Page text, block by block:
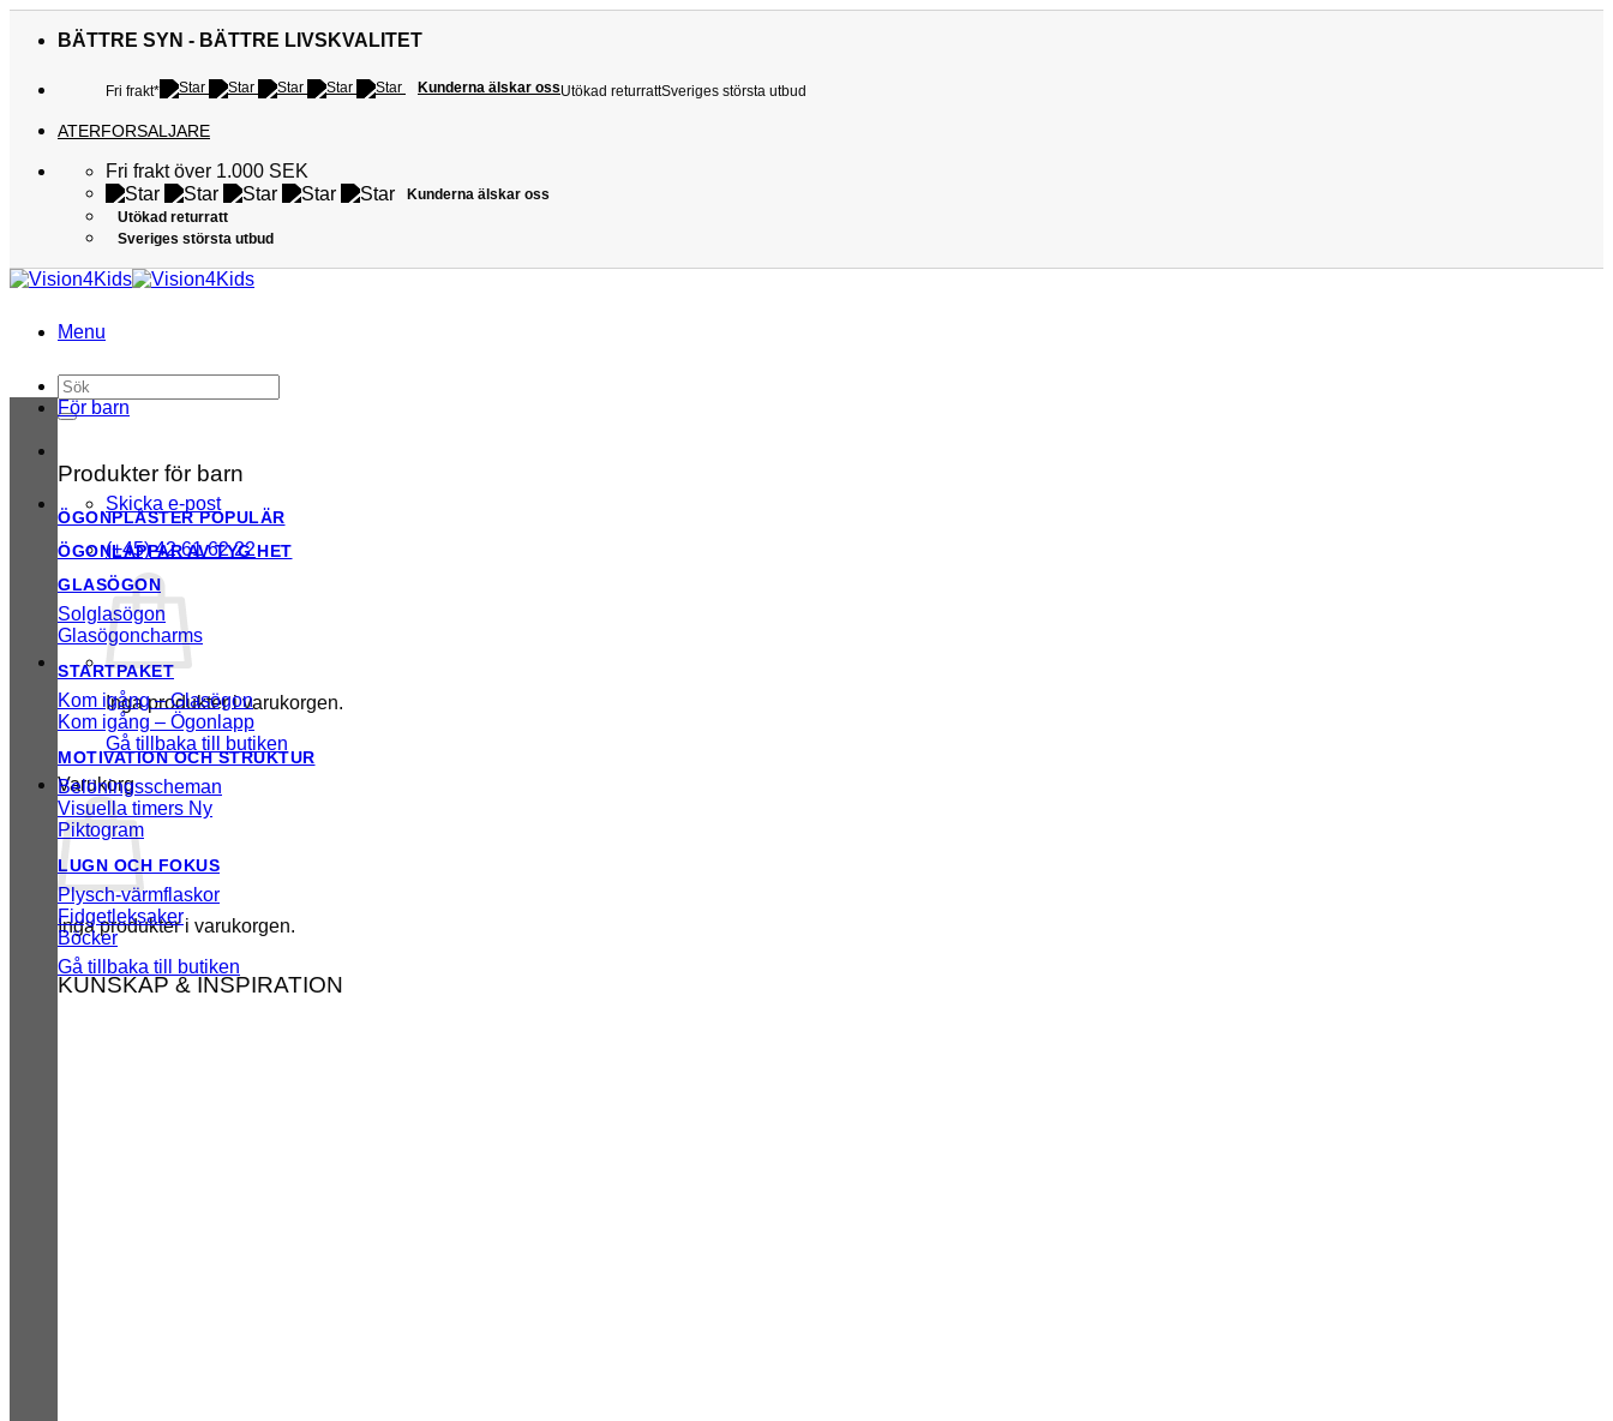
BÄTTRE SYN - BÄTTRE LIVSKVALITET
Fri frakt* Kunderna älskar ossUtökad returrattSveriges största utbud
ATERFORSALJARE
Fri frakt över 1.000 SEK
Kunderna älskar oss
Utökad returratt
Sveriges största utbud
Menu
Sök
efter:
Skicka e-post
(+45) 42 61 62 22
Inga produkter i varukorgen.
Gå tillbaka till butiken
Varukorg
Inga produkter i varukorgen.
Gå tillbaka till butiken
För barn
Produkter för barn
ÖGONPLÅSTER
ÖGONLAPPAR AV TYG
GLASÖGON
Solglasögon
Glasögoncharms
STARTPAKET
Kom igång – Glasögon
Kom igång – Ögonlapp
MOTIVATION OCH STRUKTUR
Belöningsscheman
Visuella timers
Piktogram
LUGN OCH FOKUS
Plysch-värmflaskor
Fidgetleksaker
Böcker
KUNSKAP & INSPIRATION